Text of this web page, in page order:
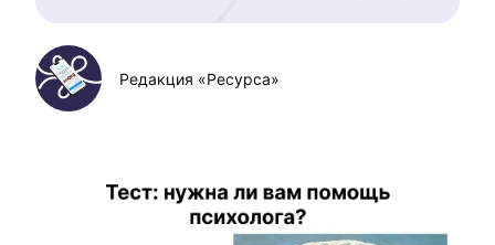
Редакция «Ресурса»